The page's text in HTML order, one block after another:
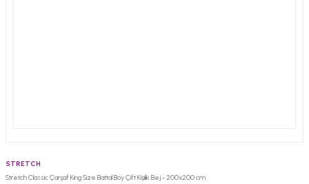
STRETCH
Stretch Classic Çarşaf King Size Battal Boy Çift Kişilik Bej - 200x200 cm